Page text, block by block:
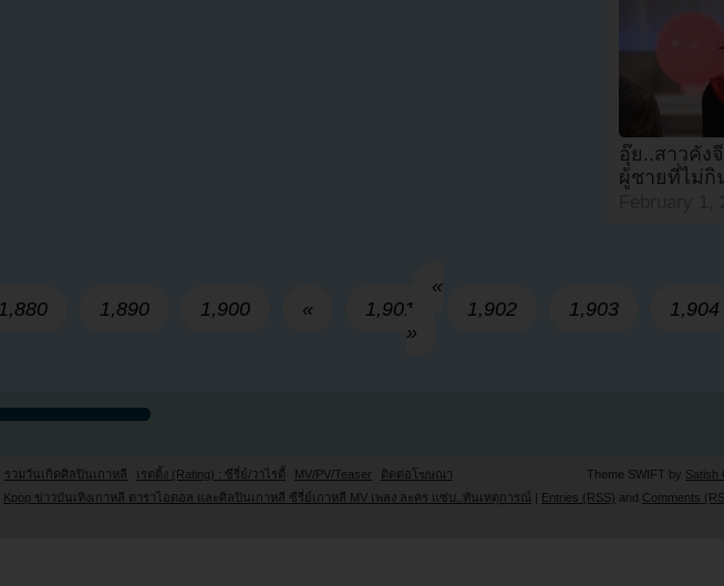
อุ๊ย..สาวคัง
ผู้ชายที่ไม่กิ
«
1,880 1,890 1,900 « 1,901 1,902 1,903 1,904
»
รวมวันเกิดศิลปินเกาหลี เรตติ้ง (Rating) : ซีรี่ย์/วาไรตี้ MV/PV/Teaser ติดต่อโฆษณา Theme SWIFT by Satish
Kpop ข่าวบันเทิงเกาหลี ดาราไอดอล และศิลปินเกาหลี ซีรี่ย์เกาหลี MV เพลง ละคร แซ่บ..ทันเหตุการณ์ | Entries (RSS) and Comments